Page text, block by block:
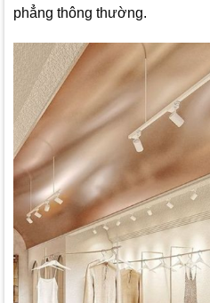
phẳng thông thường.